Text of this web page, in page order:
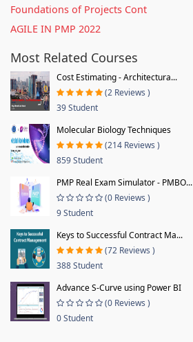
Foundations of Projects Cont
AGILE IN PMP 2022
Most Related Courses
Cost Estimating - Architectura...
(2 Reviews )
39 Student
Molecular Biology Techniques
(214 Reviews )
859 Student
PMP Real Exam Simulator - PMBO...
(0 Reviews )
9 Student
Keys to Successful Contract Ma...
(72 Reviews )
388 Student
Advance S-Curve using Power BI
(0 Reviews )
0 Student